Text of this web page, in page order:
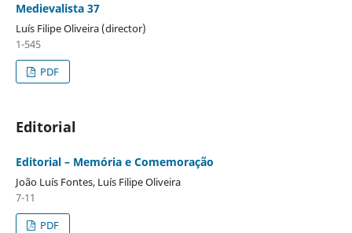
Medievalista 37
Luís Filipe Oliveira (director)
1-545
PDF
Editorial
Editorial – Memória e Comemoração
João Luís Fontes, Luís Filipe Oliveira
7-11
PDF